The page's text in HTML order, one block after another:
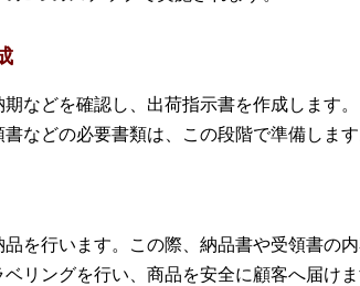
などを確認し、出荷指示書を作成します
などの必要書類は、この段階で準備します
を行います。この際、納品書や受領書の
リングを行い、商品を安全に顧客へ届けま